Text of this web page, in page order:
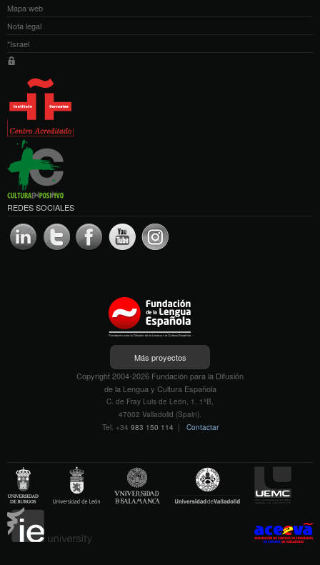
Mapa web
Nota legal
*Israel
REDES SOCIALES
Más proyectos
Copyright 2004-2026 Fundación para la Difusión
de la Lengua y Cultura Española
C. de Fray Luis de León, 1, 1ºB,
47002 Valladolid (Spain).
Tel. +34 983 150 114 | Contactar